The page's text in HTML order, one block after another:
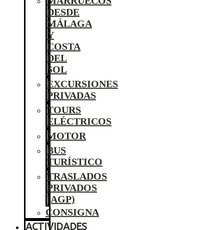
DESDE
MÁLAGA
Y
COSTA
DEL
SOL
EXCURSIONES
PRIVADAS
TOURS
ELÉCTRICOS
MOTOR
BUS
TURÍSTICO
TRASLADOS
PRIVADOS
(AGP)
CONSIGNA
ACTIVIDADES